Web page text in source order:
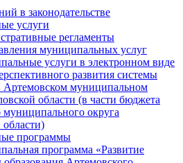
в законодательстве
услуги
регламенты
муниципальных услуг
услуги в электронном виде
развития системы
Артемовском муниципальном
области (в части бюджета
муниципального округа
программы
программа «Развитие